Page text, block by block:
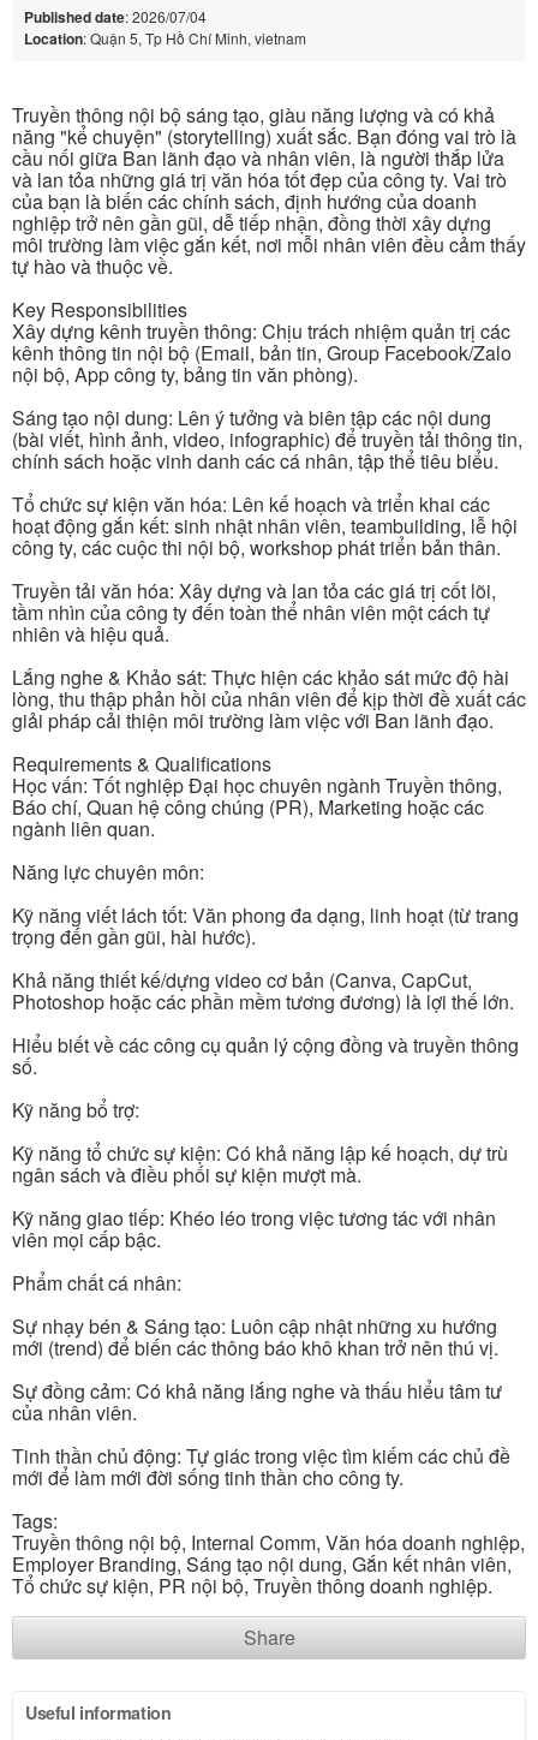
Published date: 2026/07/04
Location: Quận 5, Tp Hồ Chí Minh, vietnam
Truyền thông nội bộ sáng tạo, giàu năng lượng và có khả
năng "kể chuyện" (storytelling) xuất sắc. Bạn đóng vai trò là
cầu nối giữa Ban lãnh đạo và nhân viên, là người thắp lửa
và lan tỏa những giá trị văn hóa tốt đẹp của công ty. Vai trò
của bạn là biến các chính sách, định hướng của doanh
nghiệp trở nên gần gũi, dễ tiếp nhận, đồng thời xây dựng
môi trường làm việc gắn kết, nơi mỗi nhân viên đều cảm thấy
tự hào và thuộc về.
Key Responsibilities
Xây dựng kênh truyền thông: Chịu trách nhiệm quản trị các
kênh thông tin nội bộ (Email, bản tin, Group Facebook/Zalo
nội bộ, App công ty, bảng tin văn phòng).
Sáng tạo nội dung: Lên ý tưởng và biên tập các nội dung
(bài viết, hình ảnh, video, infographic) để truyền tải thông tin,
chính sách hoặc vinh danh các cá nhân, tập thể tiêu biểu.
Tổ chức sự kiện văn hóa: Lên kế hoạch và triển khai các
hoạt động gắn kết: sinh nhật nhân viên, teambuilding, lễ hội
công ty, các cuộc thi nội bộ, workshop phát triển bản thân.
Truyền tải văn hóa: Xây dựng và lan tỏa các giá trị cốt lõi,
tầm nhìn của công ty đến toàn thể nhân viên một cách tự
nhiên và hiệu quả.
Lắng nghe & Khảo sát: Thực hiện các khảo sát mức độ hài
lòng, thu thập phản hồi của nhân viên để kịp thời đề xuất các
giải pháp cải thiện môi trường làm việc với Ban lãnh đạo.
Requirements & Qualifications
Học vấn: Tốt nghiệp Đại học chuyên ngành Truyền thông,
Báo chí, Quan hệ công chúng (PR), Marketing hoặc các
ngành liên quan.
Năng lực chuyên môn:
Kỹ năng viết lách tốt: Văn phong đa dạng, linh hoạt (từ trang
trọng đến gần gũi, hài hước).
Khả năng thiết kế/dựng video cơ bản (Canva, CapCut,
Photoshop hoặc các phần mềm tương đương) là lợi thế lớn.
Hiểu biết về các công cụ quản lý cộng đồng và truyền thông
số.
Kỹ năng bổ trợ:
Kỹ năng tổ chức sự kiện: Có khả năng lập kế hoạch, dự trù
ngân sách và điều phối sự kiện mượt mà.
Kỹ năng giao tiếp: Khéo léo trong việc tương tác với nhân
viên mọi cấp bậc.
Phẩm chất cá nhân:
Sự nhạy bén & Sáng tạo: Luôn cập nhật những xu hướng
mới (trend) để biến các thông báo khô khan trở nên thú vị.
Sự đồng cảm: Có khả năng lắng nghe và thấu hiểu tâm tư
của nhân viên.
Tinh thần chủ động: Tự giác trong việc tìm kiếm các chủ đề
mới để làm mới đời sống tinh thần cho công ty.
Tags:
Truyền thông nội bộ, Internal Comm, Văn hóa doanh nghiệp,
Employer Branding, Sáng tạo nội dung, Gắn kết nhân viên,
Tổ chức sự kiện, PR nội bộ, Truyền thông doanh nghiệp.
Share
Useful information